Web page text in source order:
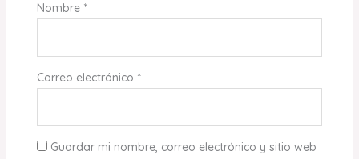
Nombre *
Correo electrónico *
Guardar mi nombre, correo electrónico y sitio web